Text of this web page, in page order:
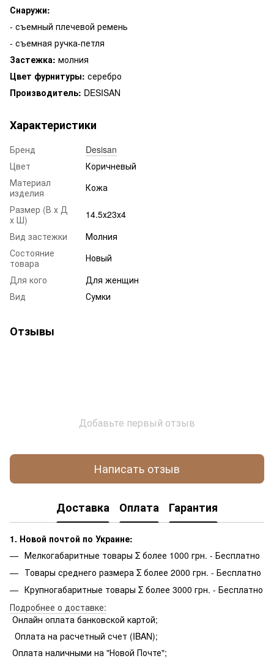
Снаружи:
- съемный плечевой ремень
- съемная ручка-петля
Застежка: молния
Цвет фурнитуры: серебро
Производитель: DESISAN
Характеристики
Бренд
Desisan
Цвет
Коричневый
Материал
изделия
Кожа
Размер (В х Д
х Ш)
14.5х23х4
Вид застежки
Молния
Состояние
товара
Новый
Для кого
Для женщин
Вид
Сумки
Отзывы
Добавьте первый отзыв
Написать отзыв
Доставка Оплата Гарантия
1. Новой почтой по Украине:
Мелкогабаритные товары Σ более 1000 грн. - Бесплатно
Товары среднего размера Σ более 2000 грн. - Бесплатно
Крупногабаритные товары Σ более 3000 грн. - Бесплатно
Подробнее о доставке:
Онлайн оплата банковской картой;
Оплата на расчетный счет (IBAN);
Оплата наличными на "Новой Почте";